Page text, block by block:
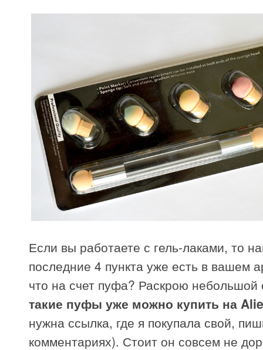
Если вы работаете с гель-лаками, то
последние 4 пункта уже есть в вашем
что на счет пуфа? Раскрою небольшой
такие пуфы уже можно купить на
нужна ссылка, где я покупала свой,
комментариях). Стоит он совсем не